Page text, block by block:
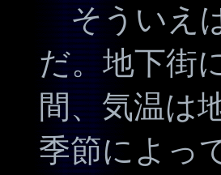
そういえ
だ。地下街
間、気温は
季節によっ